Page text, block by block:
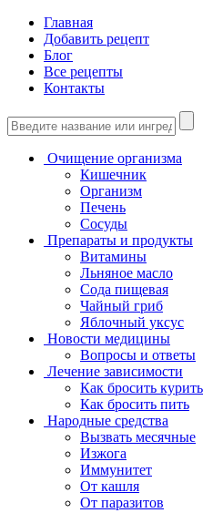
Главная
Добавить рецепт
Блог
Все рецепты
Контакты
Очищение организма
Кишечник
Организм
Печень
Сосуды
Препараты и продукты
Витамины
Льняное масло
Сода пищевая
Чайный гриб
Яблочный уксус
Новости медицины
Вопросы и ответы
Лечение зависимости
Как бросить курить
Как бросить пить
Народные средства
Вызвать месячные
Изжога
Иммунитет
От кашля
От паразитов